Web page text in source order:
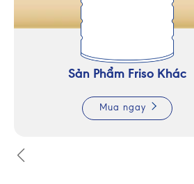
Sản Phẩm Friso Khác
Mua ngay